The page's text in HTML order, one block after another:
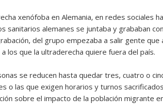
xenófoba en Alemania, en redes sociales
sanitarios alemanes se juntaba y grababan
del grupo empezaba a salir gente
los que la ultraderecha quiere fuera del país.
se reducen hasta quedar tres, cuatro o
o las que exigen horarios y turnos
sobre el impacto de la población migrante